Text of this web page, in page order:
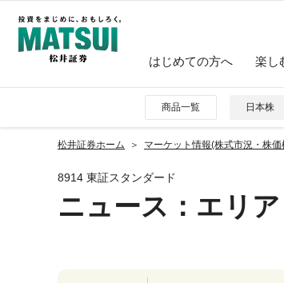
はじめての方へ 楽し
商品一覧 日本株
松井証券ホーム マーケット情報(株式市況・株
8914 東証スタンダード
ニュース ：エリ